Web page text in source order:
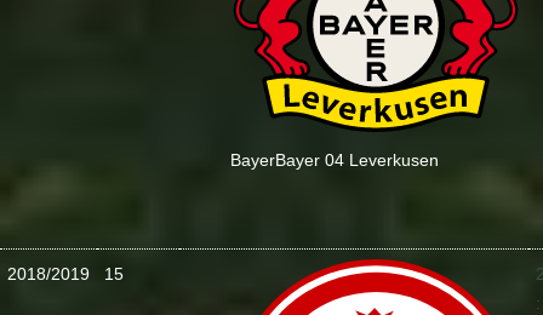
BayerBayer 04 Leverkusen
2018/2019 15
: